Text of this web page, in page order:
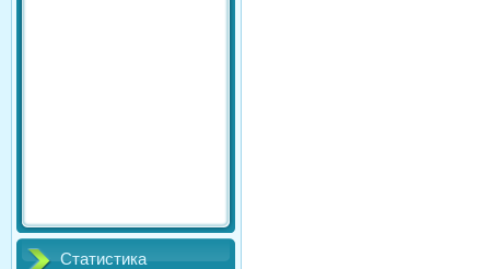
Статистика